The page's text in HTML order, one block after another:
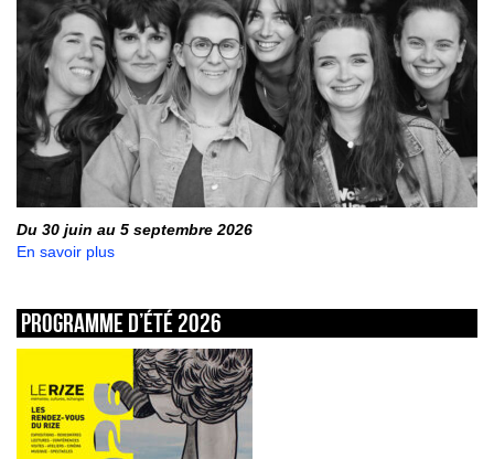
Du 30 juin au 5 septembre 2026
En savoir plus
Programme d’été 2026